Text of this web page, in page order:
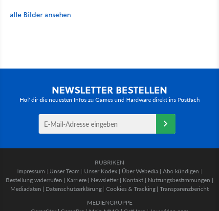
alle Bilder ansehen
NEWSLETTER BESTELLEN
Hol' dir die neuesten Infos zu Games und Hardware direkt ins Postfach
RUBRIKEN
Impressum | Unser Team | Unser Kodex | Über Webedia | Abo kündigen |
Bestellung widerrufen | Karriere | Newsletter | Kontakt | Nutzungsbestimmungen |
Mediadaten | Datenschutzerklärung | Cookies & Tracking | Transparenzbericht
MEDIENGRUPPE